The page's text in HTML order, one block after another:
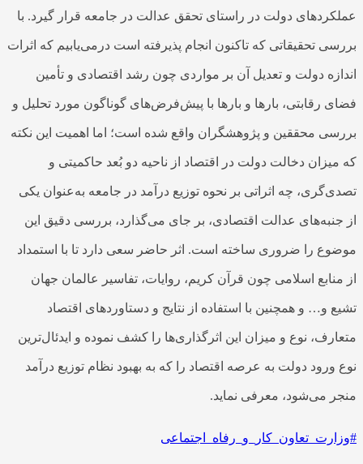
دولت در راستای تحقق عدالت در جامعه قرار گیرد. با
تحقیقاتی که تاکنون انجام پذیرفته است درمی‌یابیم که اثرات
دولت و تعدیل آن بر مواردی چون رشد اقتصادی و تأمین
رقابتی، بارها و بارها با پیش‌فرض‌های گوناگون مورد تحلیل و
محققین و پژوهشگران واقع شده است؛ اما اهمیت این نکته
میزان دخالت دولت در اقتصاد از ناحیه دو بُعد حاکمیتی و
چه اثراتی بر نحوه توزیع درآمد در جامعه به‌عنوان یکی
جنبه‌های عدالت اقتصادی، بر جای می‌گذارد، بررسی دقیق این
را ضروری ساخته است. اثر حاضر سعی دارد تا با استمداد
منابع اسلامی چون قرآن کریم، روایات، تفاسیر عالمان جهان
و… و همچنین با استفاده از نتایج و دستاوردهای اقتصاد
نوع و میزان این اثرگذاری‌ها را کشف نموده و ایدئال‌ترین
ورود دولت به عرصه اقتصاد را که به بهبود نظام توزیع درآمد
می‌شود، معرفی نماید.